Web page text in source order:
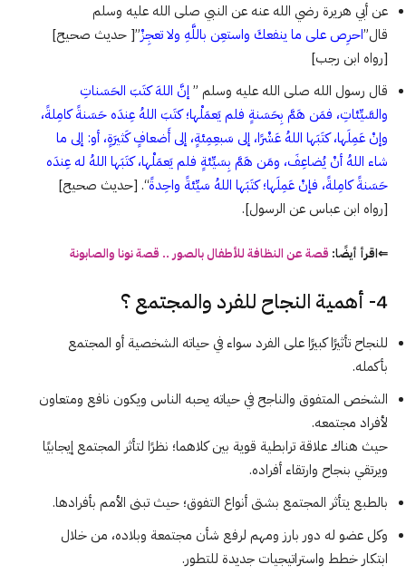
عن أبي هريرة رضي الله عنه عن النبي صلى الله عليه وسلم
قال”احرِص على ما ينفعكَ واستعِن باللَّهِ ولا تعجِزْ”[ حديث صحيح]
[رواه ابن رجب]
قال رسول الله صلى الله عليه وسلم ” إنَّ اللهَ كتَبَ الحَسَناتِ
والسَّيِّئاتِ، فمَن هَمَّ بِحَسَنةٍ فلم يَعمَلْها؛ كتَبَ اللهُ عِندَه حَسَنةً كامِلةً،
وإنْ عَمِلَها، كتَبَها اللهُ عَشْرًا، إلى سَبعِمِئةٍ، إلى أَضعافٍ كَثيرَةٍ، أو: إلى ما
شاء اللهُ أنْ يُضاعِفَ، ومَن هَمَّ بِسَيِّئةٍ فلم يَعمَلْها، كتَبَها اللهُ له عِندَه
حَسَنةً كامِلةً، فإنْ عَمِلَها؛ كتَبَها اللهُ سَيِّئةً واحِدةً“. [حديث صحيح]
[رواه ابن عباس عن الرسول].
⇐اقرأ أيضًا: قصة عن النظافة للأطفال بالصور .. قصة نونا والصابونة
4- أهمية النجاح للفرد والمجتمع ؟
للنجاح تأثيرًا كبيرًا على الفرد سواء في حياته الشخصية أو المجتمع
بأكمله.
الشخص المتفوق والناجح في حياته يحبه الناس ويكون نافع ومتعاون
لأفراد مجتمعه.
حيث هناك علاقة ترابطية قوية بين كلاهما؛ نظرًا لتأثر المجتمع إيجابيًا
ويرتقي بنجاح وارتقاء أفراده.
بالطبع يتأثر المجتمع بشتى أنواع التفوق؛ حيث تبنى الأمم بأفرادها.
وكل عضو له دور بارز ومهم لرفع شأن مجتمعة وبلاده، من خلال
ابتكار خطط واستراتيجيات جديدة للتطور.